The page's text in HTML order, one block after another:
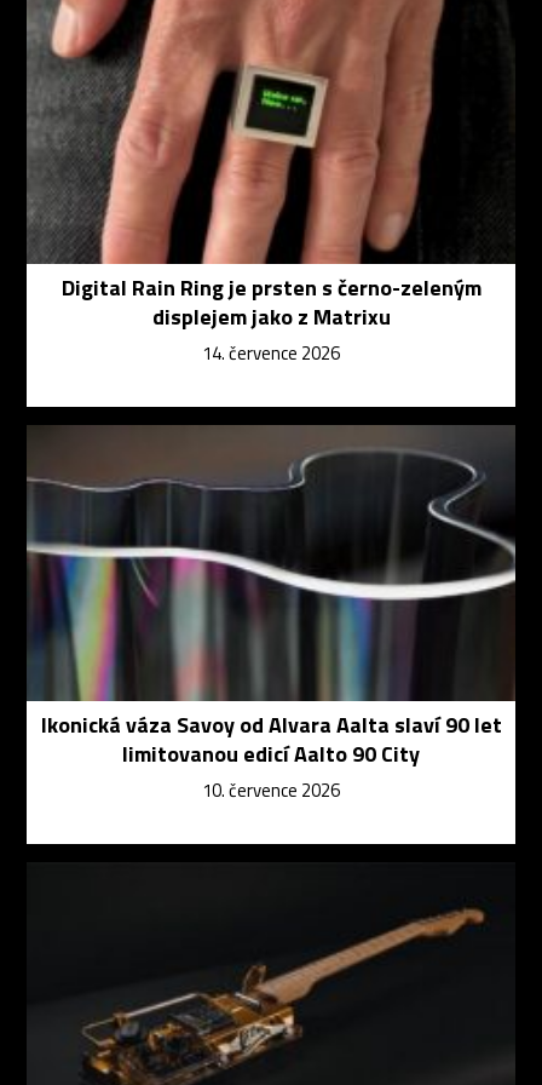
Digital Rain Ring je prsten s černo-zeleným
displejem jako z Matrixu
14. července 2026
Ikonická váza Savoy od Alvara Aalta slaví 90 let
limitovanou edicí Aalto 90 City
10. července 2026